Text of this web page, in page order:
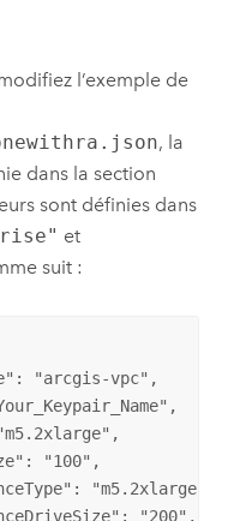
l’exemple de
, la
dans la section
sont définies dans
et
suit :
"arcgis-vpc",
"100",
"m5.2xlarge",
"200",